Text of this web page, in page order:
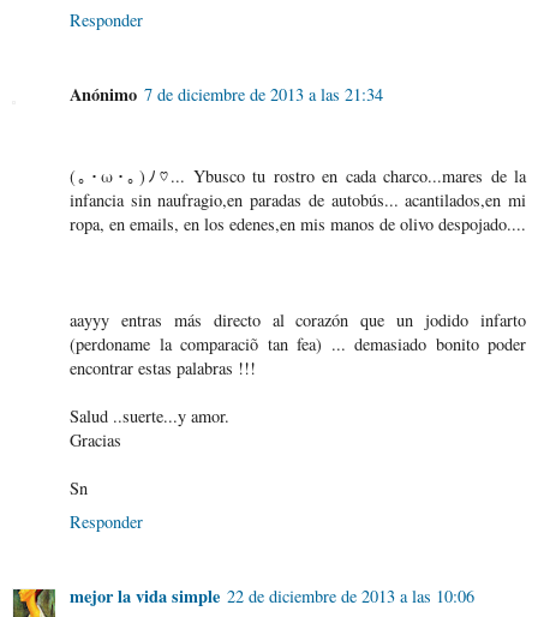
Responder
Anónimo 7 de diciembre de 2013 a las 21:34
(｡･ω･｡)ﾉ♡... Ybusco tu rostro en cada charco...mares de la
infancia sin naufragio,en paradas de autobús... acantilados,en mi
ropa, en emails, en los edenes,en mis manos de olivo despojado....
aayyy entras más directo al corazón que un jodido infarto
(perdoname la comparaciõ tan fea) ... demasiado bonito poder
encontrar estas palabras !!!
Salud ..suerte...y amor.
Gracias
Sn
Responder
mejor la vida simple 22 de diciembre de 2013 a las 10:06